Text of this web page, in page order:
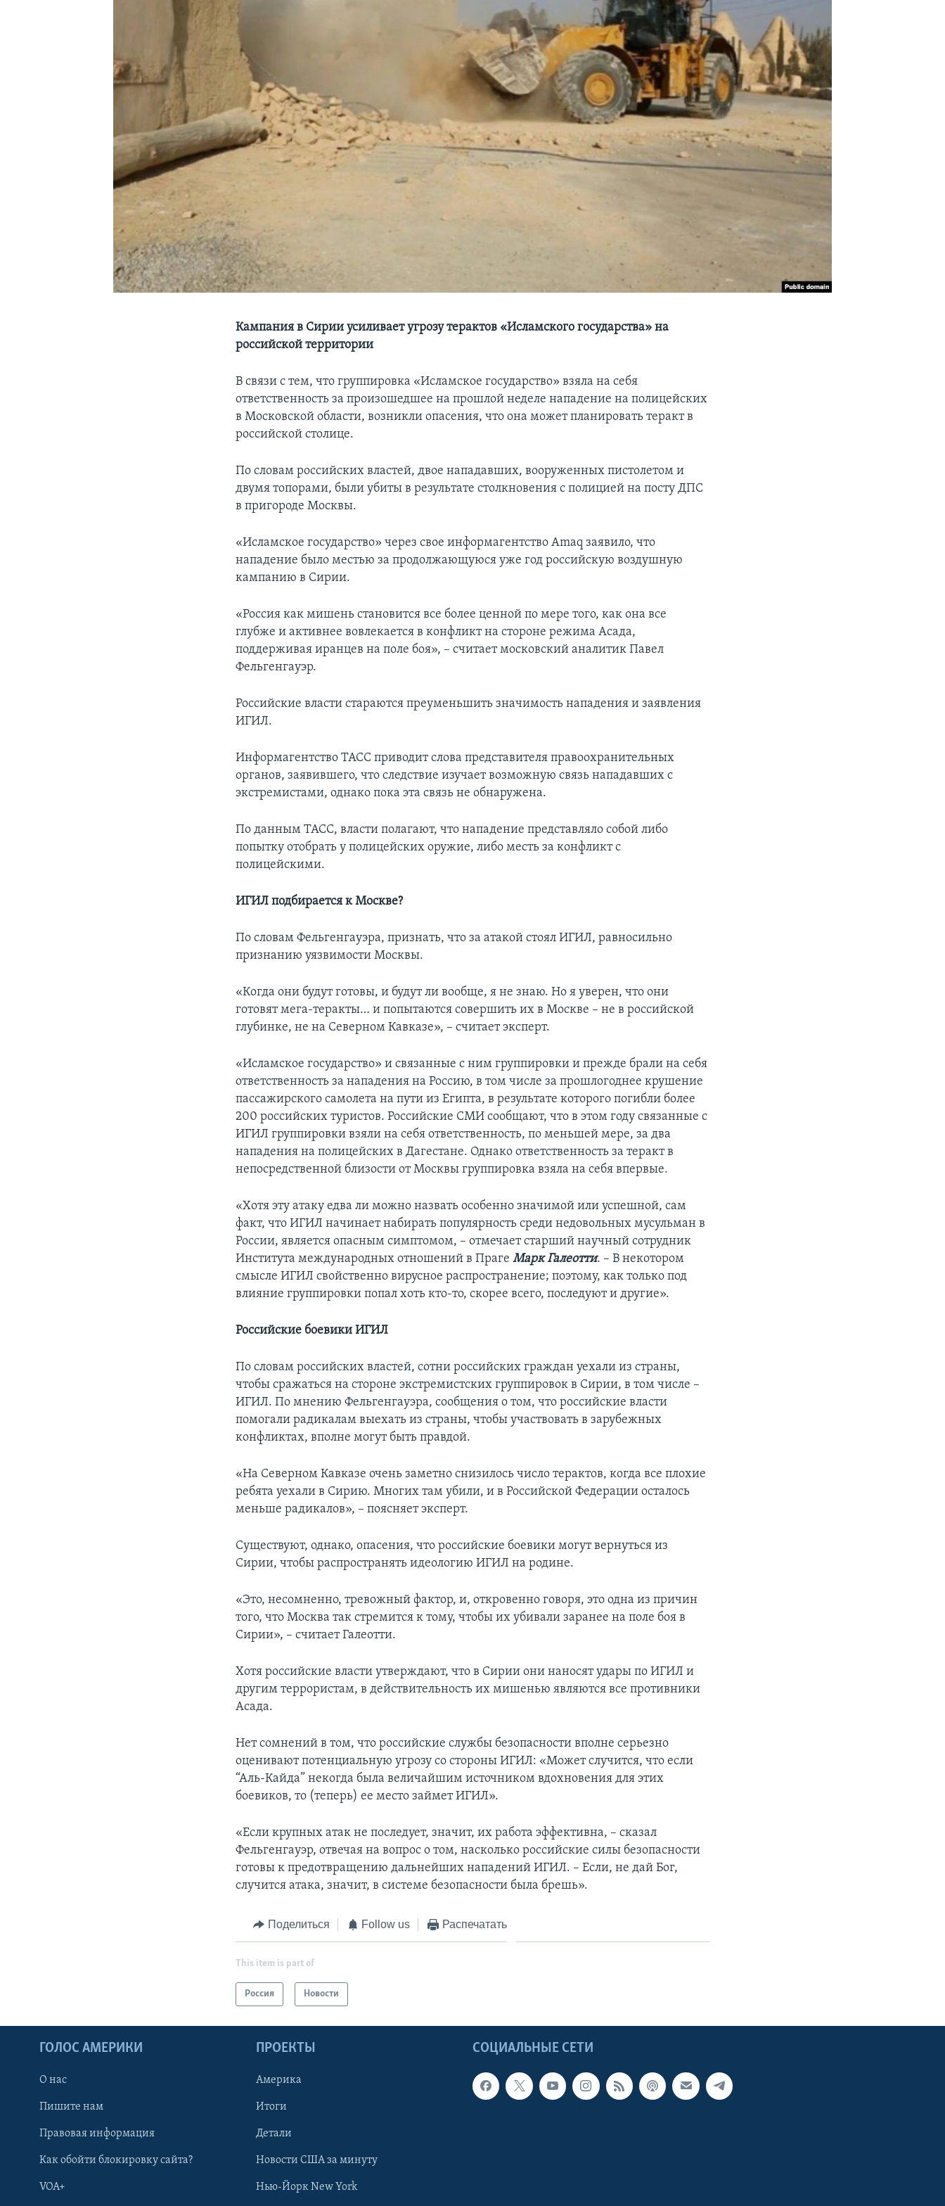
Кампания в Сирии усиливает угрозу терактов «Исламского государства» на
российской территории
В связи с тем, что группировка «Исламское государство» взяла на себя
ответственность за произошедшее на прошлой неделе нападение на полицейских
в Московской области, возникли опасения, что она может планировать теракт в
российской столице.
По словам российских властей, двое нападавших, вооруженных пистолетом и
двумя топорами, были убиты в результате столкновения с полицией на посту ДПС
в пригороде Москвы.
«Исламское государство» через свое информагентство Amaq заявило, что
нападение было местью за продолжающуюся уже год российскую воздушную
кампанию в Сирии.
«Россия как мишень становится все более ценной по мере того, как она все
глубже и активнее вовлекается в конфликт на стороне режима Асада,
поддерживая иранцев на поле боя», – считает московский аналитик Павел
Фельгенгауэр.
Российские власти стараются преуменьшить значимость нападения и заявления
ИГИЛ.
Информагентство ТАСС приводит слова представителя правоохранительных
органов, заявившего, что следствие изучает возможную связь нападавших с
экстремистами, однако пока эта связь не обнаружена.
По данным ТАСС, власти полагают, что нападение представляло собой либо
попытку отобрать у полицейских оружие, либо месть за конфликт с
полицейскими.
ИГИЛ подбирается к Москве?
По словам Фельгенгауэра, признать, что за атакой стоял ИГИЛ, равносильно
признанию уязвимости Москвы.
«Когда они будут готовы, и будут ли вообще, я не знаю. Но я уверен, что они
готовят мега-теракты… и попытаются совершить их в Москве – не в российской
глубинке, не на Северном Кавказе», – считает эксперт.
«Исламское государство» и связанные с ним группировки и прежде брали на себя
ответственность за нападения на Россию, в том числе за прошлогоднее крушение
пассажирского самолета на пути из Египта, в результате которого погибли более
200 российских туристов. Российские СМИ сообщают, что в этом году связанные с
ИГИЛ группировки взяли на себя ответственность, по меньшей мере, за два
нападения на полицейских в Дагестане. Однако ответственность за теракт в
непосредственной близости от Москвы группировка взяла на себя впервые.
«Хотя эту атаку едва ли можно назвать особенно значимой или успешной, сам
факт, что ИГИЛ начинает набирать популярность среди недовольных мусульман в
России, является опасным симптомом, – отмечает старший научный сотрудник
Института международных отношений в ПрагеМарк Галеотти. – В некотором
смысле ИГИЛ свойственно вирусное распространение; поэтому, как только под
влияние группировки попал хоть кто-то, скорее всего, последуют и другие».
Российские боевики ИГИЛ
По словам российских властей, сотни российских граждан уехали из страны,
чтобы сражаться на стороне экстремистских группировок в Сирии, в том числе –
ИГИЛ. По мнению Фельгенгауэра, сообщения о том, что российские власти
помогали радикалам выехать из страны, чтобы участвовать в зарубежных
конфликтах, вполне могут быть правдой.
«На Северном Кавказе очень заметно снизилось число терактов, когда все плохие
ребята уехали в Сирию. Многих там убили, и в Российской Федерации осталось
меньше радикалов», – поясняет эксперт.
Существуют, однако, опасения, что российские боевики могут вернуться из
Сирии, чтобы распространять идеологию ИГИЛ на родине.
«Это, несомненно, тревожный фактор, и, откровенно говоря, это одна из причин
того, что Москва так стремится к тому, чтобы их убивали заранее на поле боя в
Сирии», – считает Галеотти.
Хотя российские власти утверждают, что в Сирии они наносят удары по ИГИЛ и
другим террористам, в действительность их мишенью являются все противники
Асада.
Нет сомнений в том, что российские службы безопасности вполне серьезно
оценивают потенциальную угрозу со стороны ИГИЛ: «Может случится, что если
“Аль-Кайда” некогда была величайшим источником вдохновения для этих
боевиков, то (теперь) ее место займет ИГИЛ».
«Если крупных атак не последует, значит, их работа эффективна, – сказал
Фельгенгауэр, отвечая на вопрос о том, насколько российские силы безопасности
готовы к предотвращению дальнейших нападений ИГИЛ. – Если, не дай Бог,
случится атака, значит, в системе безопасности была брешь».
Поделиться Follow us Распечатать
This item is part of
Россия Новости
СОЦИАЛЬНЫЕ СЕТИ
ГОЛОС АМЕРИКИ
О нас
Пишите нам
Правовая информация
Как обойти блокировку сайта?
VOA+
ПРОЕКТЫ
Америка
Итоги
Детали
Новости США за минуту
Нью-Йорк New York